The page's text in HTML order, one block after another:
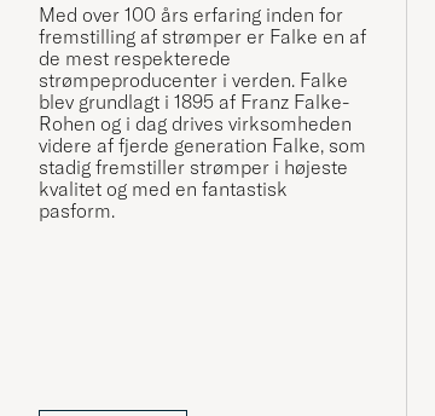
Med over 100 års erfaring inden for
fremstilling af strømper er Falke en af
de mest respekterede
strømpeproducenter i verden. Falke
blev grundlagt i 1895 af Franz Falke-
Rohen og i dag drives virksomheden
videre af fjerde generation Falke, som
stadig fremstiller strømper i højeste
kvalitet og med en fantastisk
pasform.